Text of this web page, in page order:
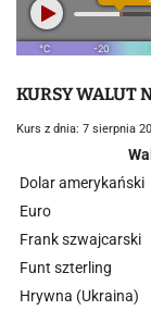
KURSY WALUT
Kurs z dnia: 7 sierpnia
Dolar amerykański
Euro
Frank szwajcarski
Funt szterling
Hrywna (Ukraina)